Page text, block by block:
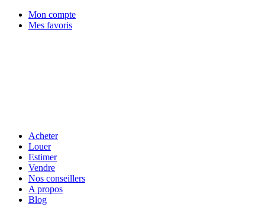
Mon compte
Mes favoris
Acheter
Louer
Estimer
Vendre
Nos conseillers
A propos
Blog